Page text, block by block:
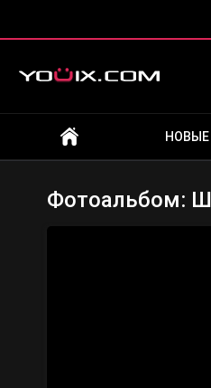
НОВЫЕ
Фотоальбом: